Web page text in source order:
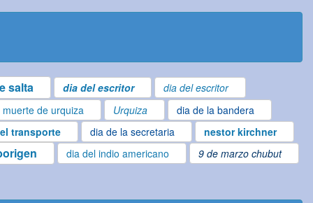
salta dia del escritor dia del escritor
muerte de urquiza Urquiza
dia de la bandera
transporte dia de la secretaria nestor kirchner
dia del indio americano
9 de marzo chubut